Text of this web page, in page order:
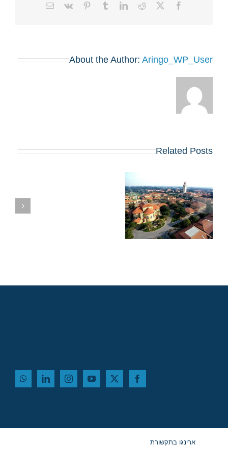
Facebook
X
Reddit
LinkedIn
Tumblr
Pinterest
Vk
Email
About the Author: Aringo_WP_User
Related Posts
ארינגו בתקשורת